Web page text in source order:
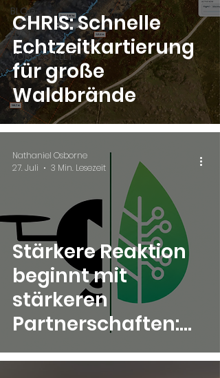
BLOG
LUCI
VORGESTELLT
CHRIS: Schnelle
Echtzeitkartierung
für große
Waldbrände
Stärkere Reaktion
beginnt mit
stärkeren
Partnerschaften:
MEJOR
Nathaniel Osborne
27. Juli
3 Min. Lesezeit